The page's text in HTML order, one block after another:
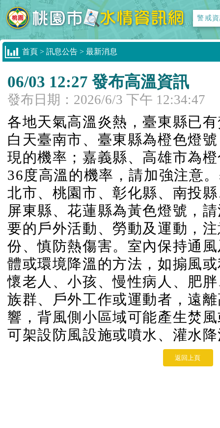
警戒
首頁 > 訊息公告 > 最新消息
06/03 12:27 發布高溫資訊
發布日期： 2026/6/3 下午 12:34:47
各地天氣高溫炎熱，臺東縣已
白天臺南市、臺東縣為橙色燈
現的機率；嘉義縣、高雄市為
36度高溫的機率，請加強注意
北市、桃園市、彰化縣、南投
屏東縣、花蓮縣為黃色燈號，
要的戶外活動、勞動及運動，
份、慎防熱傷害。室內保持通
體或環境降溫的方法，如搧風
懷老人、小孩、慢性病人、肥
族群、戶外工作或運動者，遠
響，背風側小區域可能產生焚
可架設防風設施或噴水、灌水
返回上頁